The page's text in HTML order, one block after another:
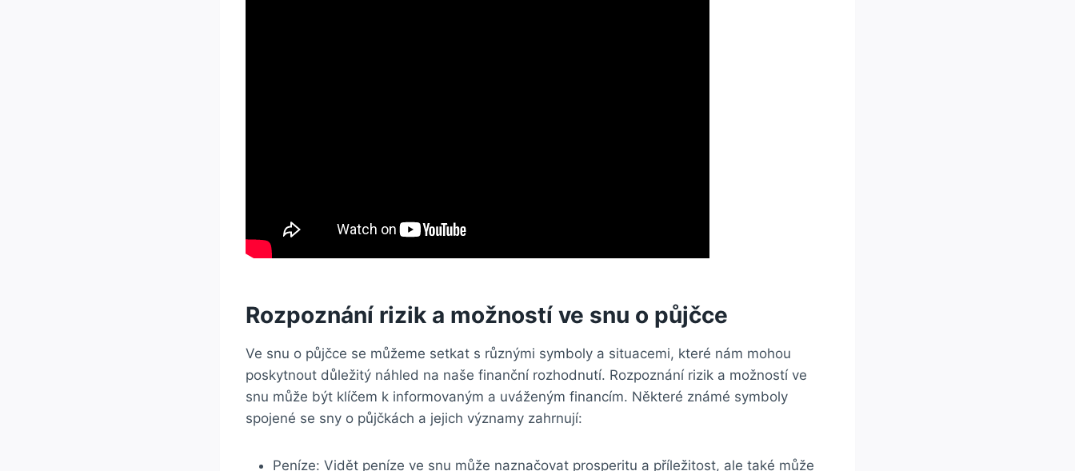
Rozpoznání rizik a možností ve snu o půjčce
Ve snu o půjčce se můžeme setkat s různými symboly a situacemi, které nám mohou
poskytnout důležitý náhled na naše finanční rozhodnutí. Rozpoznání rizik a možností ve
snu může být klíčem k informovaným a uváženým financím. Některé známé symboly
spojené se sny o půjčkách a jejich významy zahrnují:
Peníze: Vidět peníze ve snu může naznačovat prosperitu a příležitost, ale také může